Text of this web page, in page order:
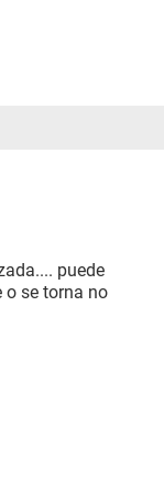
puede
o se torna no